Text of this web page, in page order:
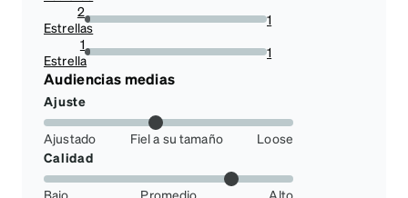
2
Estrellas2.941176470588235%
1
1
Estrella2.941176470588235%
1
Audiencias medias
Ajuste
Ajustado Fiel a su tamaño
Loose
Calidad
Bajo Promedio Alto